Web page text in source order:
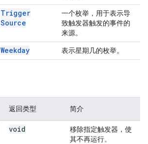
Trigger
Source
一个枚举，用于表示导
致触发器触发的事件的
来源。
Weekday 表示星期几的枚举。
返回类型 简介
void
移除指定触发器，使
其不再运行。